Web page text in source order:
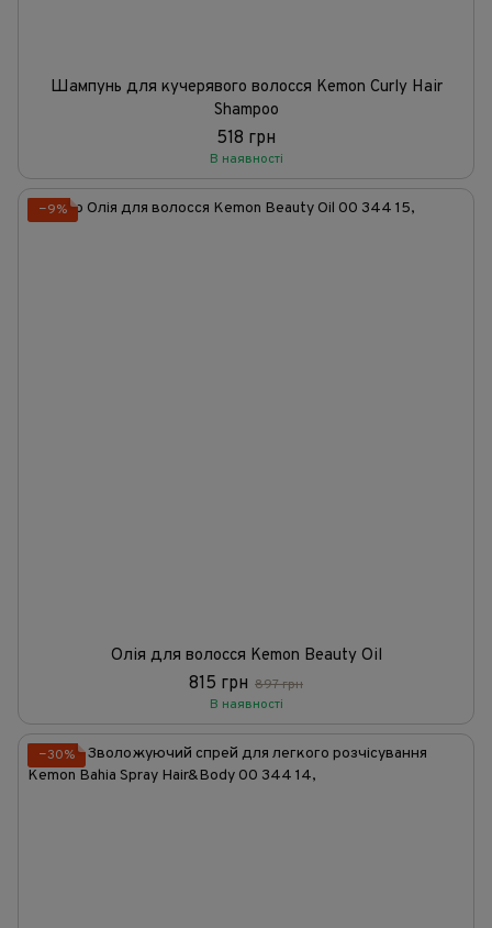
Шампунь для кучерявого волосся Kemon Curly Hair
Shampoo
518 грн
В наявності
−9%
Олія для волосся Kemon Beauty Oil
815 грн 897 грн
В наявності
−30%